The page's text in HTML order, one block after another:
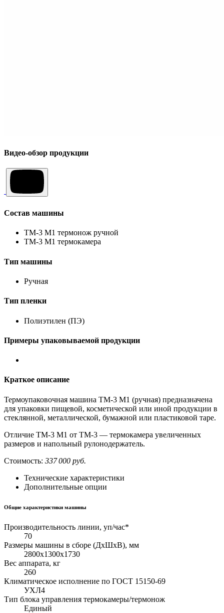
Видео-обзор продукции
Состав машины
ТМ-3 М1 термонож ручной
ТМ-3 М1 термокамера
Тип машины
Ручная
Тип пленки
Полиэтилен (ПЭ)
Примеры упаковываемой продукции
Краткое описание
Термоупаковочная машина ТМ-3 М1 (ручная) предназначена
для упаковки пищевой, косметической или иной продукции в
стеклянной, металлической, бумажной или пластиковой таре.
Отличие ТМ-3 М1 от ТМ-3 — термокамера увеличенных
размеров и напольный рулонодержатель.
Стоимость: 337 000 руб.
Технические характеристики
Дополнительные опции
Общие характеристики машины
Производительность линии, уп/час*
70
Размеры машины в сборе (ДхШхВ), мм
2800х1300х1730
Вес аппарата, кг
260
Климатическое исполнение по ГОСТ 15150-69
УХЛ4
Тип блока управления термокамеры/термонож
Единый